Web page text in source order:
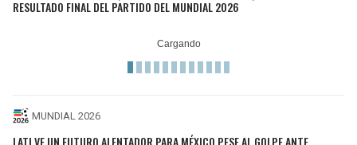
RESULTADO FINAL DEL PARTIDO DEL MUNDIAL 2026
MUNDIAL 2026
LATI VE UN FUTURO ALENTADOR PARA MÉXICO PESE AL GOLPE ANTE